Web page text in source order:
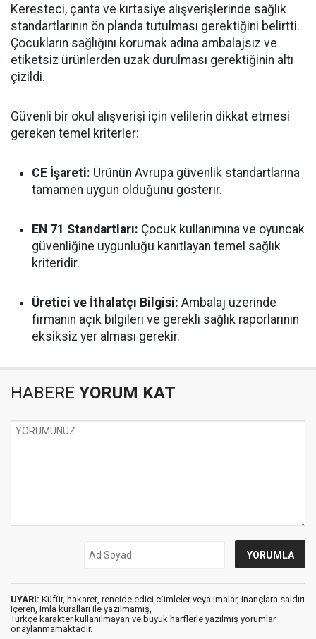
Keresteci, çanta ve kırtasiye alışverişlerinde sağlık
standartlarının ön planda tutulması gerektiğini belirtti.
Çocukların sağlığını korumak adına ambalajsız ve
etiketsiz ürünlerden uzak durulması gerektiğinin altı
çizildi.
Güvenli bir okul alışverişi için velilerin dikkat etmesi
gereken temel kriterler:
CE İşareti: Ürünün Avrupa güvenlik standartlarına
tamamen uygun olduğunu gösterir.
EN 71 Standartları: Çocuk kullanımına ve oyuncak
güvenliğine uygunluğu kanıtlayan temel sağlık
kriteridir.
Üretici ve İthalatçı Bilgisi: Ambalaj üzerinde
firmanın açık bilgileri ve gerekli sağlık raporlarının
eksiksiz yer alması gerekir.
HABERE YORUM KAT
UYARI: Küfür, hakaret, rencide edici cümleler veya imalar, inançlara saldırı
içeren, imla kuralları ile yazılmamış,
Türkçe karakter kullanılmayan ve büyük harflerle yazılmış yorumlar
onaylanmamaktadır.